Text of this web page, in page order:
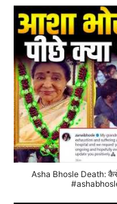
Asha Bhosle Death: